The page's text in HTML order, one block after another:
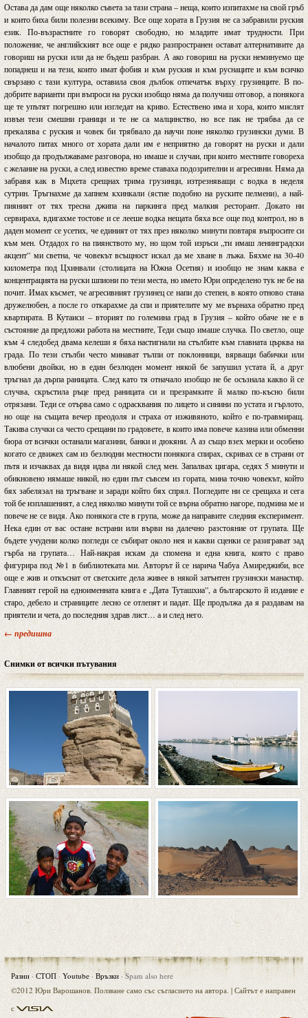
Остава да дам още няколко съвета за тази страна – неща, които изпитахме на свой гръб
и които биха били полезни всекиму. Все още хората в Грузия не са забравили руския
език. По-възрастните го говорят свободно, но младите имат трудности. При
положение, че английският все още е рядко разпространен остават алтернативите да
говориш на руски или да не бъдеш разбран. А ако говориш на руски неминуемо ще
попаднеш и на тези, които имат фобия и към руския и към руснаците и към всичко
свързано с тази култура, оставила своя дълбок отпечатък върху грузинците. В по-
добрите варианти при въпроси на руски изобщо няма да получиш отговор, а понякога
ще те упътят погрешно или изгледат на криво. Естествено има и хора, които мислят
извън тези смешни граници и те не са малцинство, но все пак не трябва да се
прекалява с руския и човек би трябвало да научи поне няколко грузински думи. В
началото питах много от хората дали им е неприятно да говорят на руски и дали
изобщо да продължаваме разговора, но имаше и случаи, при които местните говореха
с желание на руски, а след известно време ставаха подозрителни и агресивни. Няма да
забравя как в Мцхета срещнах трима грузинци, изтрезняващи с водка в неделя
сутрин. Тръгнахме да хапнем кхинкали (ястие подобно на руските пелмени), а най-
пияният от тях тресна джипа на паркинга пред малкия ресторант. Докато ни
сервираха, вдигахме тостове и се лееше водка нещата бяха все още под контрол, но в
даден момент се усетих, че единият от тях през няколко минути повтаря въпросите си
към мен. Отдадох го на пиянството му, но щом той изръси „ти имаш ленинградски
акцент” ми светна, че човекът всъщност искал да ме хване в лъжа. Бяхме на 30-40
километра под Цхинвали (столицата на Южна Осетия) и изобщо не знам каква е
концентрацията на руски шпиони по тези места, но името Юри определено тук не бе на
почит. Имах късмет, че агресивният грузинец се напи до степен, в която отново стана
дружелюбен, а после го откарахме да спи и приятелите му ме върнаха обратно пред
квартирата. В Кутаиси – вторият по големина град в Грузия – който обаче не е в
състояние да предложи работа на местните, Теди също имаше случка. По светло, още
към 4 следобед двама келеши я бяха настигнали на стълбите към главната църква на
града. По тези стълби често минават тълпи от поклонници, вярващи бабички или
влюбени двойки, но в един безлюден момент някой бе запушил устата й, а друг
тръгнал да дърпа раницата. След като тя отначало изобщо не бе осъзнала какво й се
случва, скръстила ръце пред раницата си и презрамките й малко по-късно били
отрязани. Теди се отърва само с одрасквания по лицето и синини по устата и гърлото,
но още на същата вечер преодоля и страха от изживяното, който е по-травмиращ.
Такива случки са често срещани по градовете, в които има повече казина или обменни
бюра от всички останали магазини, банки и дюкяни. А аз също взех мерки и особено
когато се движех сам из безлюдни местности понякога спирах, скривах се в страни от
пътя и изчаквах да видя идва ли някой след мен. Запалвах цигара, седях 5 минути и
обикновено нямаше никой, но един път съвсем из гората, мина точно човекът, който
бях забелязал на тръгване и заради който бях спрял. Погледите ни се срещаха и сега
той бе изплашеният, а след няколко минути той се върна обратно нагоре, подмина ме и
повече не се видя. Ако понякога сте в група, може да направите следния експеримент.
Нека един от вас остане встрани или върви на далечно разстояние от групата. Ще
бъдете учудени колко погледи се събират около нея и какви сценки се разиграват зад
гърба на групата… Най-накрая искам да спомена и една книга, която с право
фигурира под №1 в библиотеката ми. Авторът й се нарича Чабуа Амиреджиби, все
още е жив и откъснат от светските дела живее в някой затънтен грузински манастир.
Главният герой на едноименната книга е „Дата Туташхиа”, а българското й издание е
старо, дебело и страниците лесно се отлепят и падат. Ще продължа да я раздавам на
приятели и чета, до последния здрав лист… а и след него.
← предишна
Снимки от всички пътувания
Разни · СТОП · Youtube · Връзки · Spam also here
©2012 Юри Варошанов. Ползване само със съгласието на автора. | Сайтът е направен
с Visia